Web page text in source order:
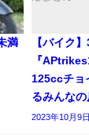
満
【バイク
『
125ccチョ
るみんな
2023年10月9日